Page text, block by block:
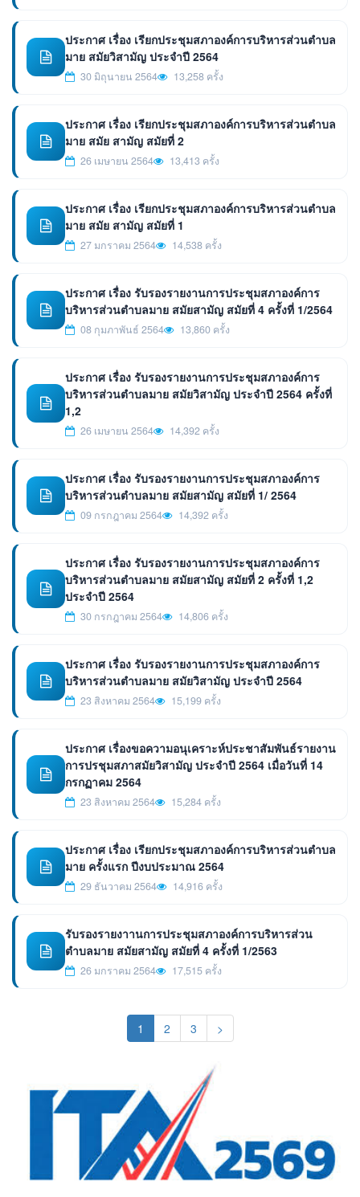
ประกาศ เรื่อง เรียกประชุมสภาองค์การบริหารส่วนตำบล
มาย สมัยวิสามัญ ประจำปี 2564
30 มิถุนายน 2564 13,258 ครั้ง
ประกาศ เรื่อง เรียกประชุมสภาองค์การบริหารส่วนตำบล
มาย สมัย สามัญ สมัยที่ 2
26 เมษายน 2564 13,413 ครั้ง
ประกาศ เรื่อง เรียกประชุมสภาองค์การบริหารส่วนตำบล
มาย สมัย สามัญ สมัยที่ 1
27 มกราคม 2564 14,538 ครั้ง
ประกาศ เรื่อง รับรองรายงานการประชุมสภาองค์การ
บริหารส่วนตำบลมาย สมัยสามัญ สมัยที่ 4 ครั้งที่ 1/2564
08 กุมภาพันธ์ 2564 13,860 ครั้ง
ประกาศ เรื่อง รับรองรายงานการประชุมสภาองค์การ
บริหารส่วนตำบลมาย สมัยวิสามัญ ประจำปี 2564 ครั้งที่
1,2
26 เมษายน 2564 14,392 ครั้ง
ประกาศ เรื่อง รับรองรายงานการประชุมสภาองค์การ
บริหารส่วนตำบลมาย สมัยสามัญ สมัยที่ 1/ 2564
09 กรกฎาคม 2564 14,392 ครั้ง
ประกาศ เรื่อง รับรองรายงานการประชุมสภาองค์การ
บริหารส่วนตำบลมาย สมัยสามัญ สมัยที่ 2 ครั้งที่ 1,2
ประจำปี 2564
30 กรกฎาคม 2564 14,806 ครั้ง
ประกาศ เรื่อง รับรองรายงานการประชุมสภาองค์การ
บริหารส่วนตำบลมาย สมัยวิสามัญ ประจำปี 2564
23 สิงหาคม 2564 15,199 ครั้ง
ประกาศ เรื่องขอความอนุเคราะห์ประชาสัมพันธ์รายงาน
การปรชุมสภาสมัยวิสามัญ ประจำปี 2564 เมื่อวันที่ 14
กรกฏาคม 2564
23 สิงหาคม 2564 15,284 ครั้ง
ประกาศ เรื่อง เรียกประชุมสภาองค์การบริหารส่วนตำบล
มาย ครั้งแรก ปีงบประมาณ 2564
29 ธันวาคม 2564 14,916 ครั้ง
รับรองรายงาานการประชุมสภาองค์การบริหารส่วน
ตำบลมาย สมัยสามัญ สมัยที่ 4 ครั้งที่ 1/2563
26 มกราคม 2564 17,515 ครั้ง
1 (current)
2 3 >